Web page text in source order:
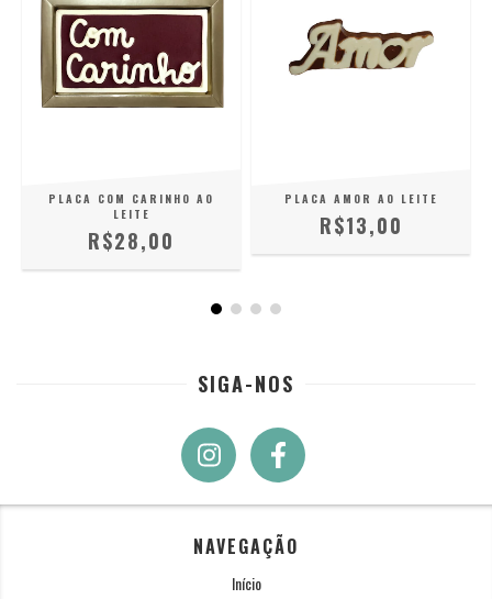
PLACA COM CARINHO AO
LEITE
R$28,00
PLACA AMOR AO LEITE
R$13,00
SIGA-NOS
NAVEGAÇÃO
Início